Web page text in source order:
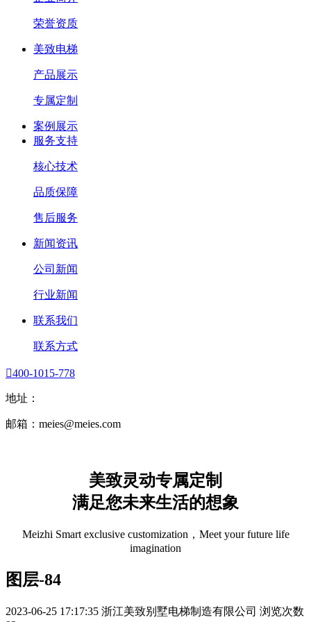
荣誉资质
美致电梯
产品展示
专属定制
案例展示
服务支持
核心技术
品质保障
售后服务
新闻资讯
公司新闻
行业新闻
联系我们
联系方式
400-1015-778
地址：
邮箱：meies@meies.com
美致灵动专属定制
满足您未来生活的想象
Meizhi Smart exclusive customization，Meet your future life
imagination
图层-84
2023-06-25 17:17:35 浙江美致别墅电梯制造有限公司 浏览次数